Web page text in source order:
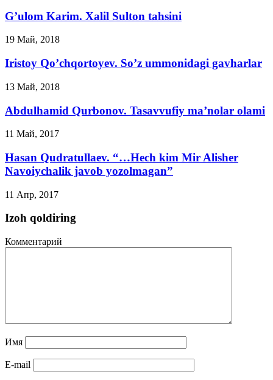
G’ulom Karim. Xalil Sulton tahsini
19 Май, 2018
Iristoy Qo’chqortoyev. So’z ummonidagi gavharlar
13 Май, 2018
Abdulhamid Qurbonov. Tasavvufiy ma’nolar olami
11 Май, 2017
Hasan Qudratullaev. “…Hech kim Mir Alisher
Navoiychalik javob yozolmagan”
11 Апр, 2017
Izoh qoldiring
Комментарий
Имя
E-mail